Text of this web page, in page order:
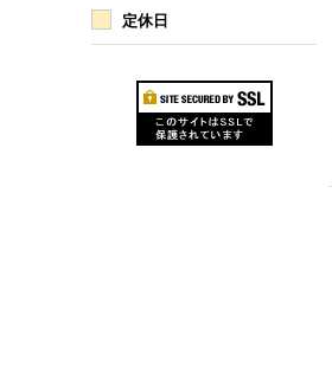
定休日